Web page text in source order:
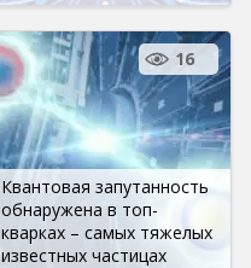
Квантовая запутанность
обнаружена в топ-
кварках – самых тяжелых
известных частицах
16